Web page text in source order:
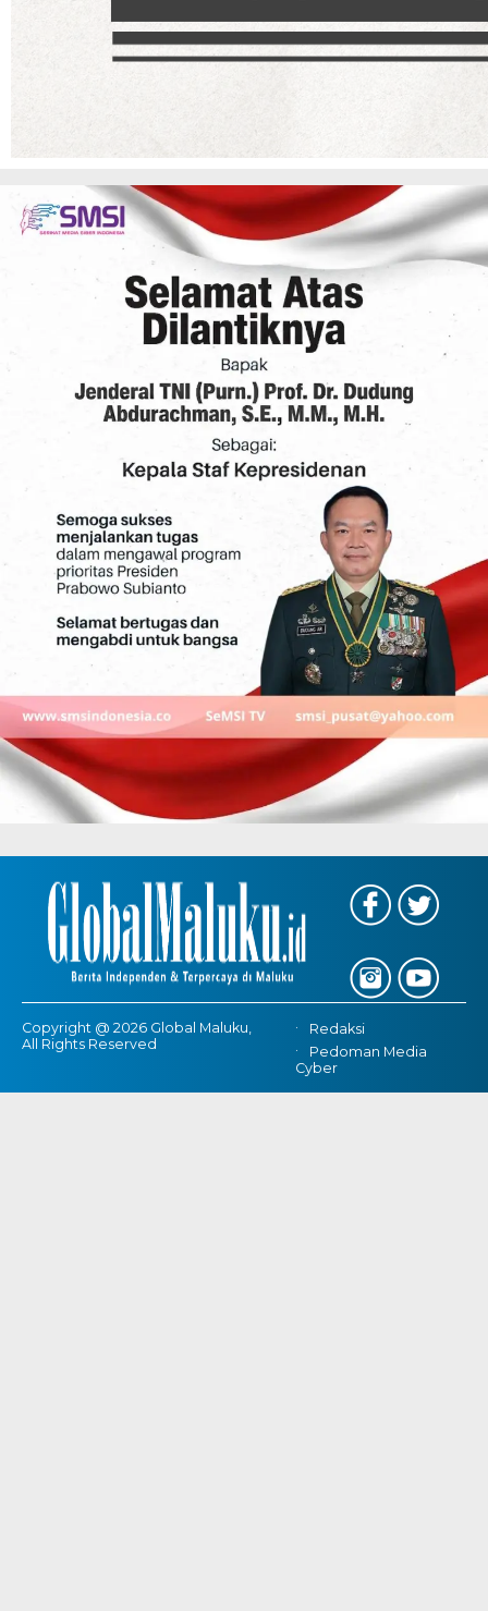
Copyright @ 2026 Global Maluku,
All Rights Reserved
Redaksi
Pedoman Media
Cyber